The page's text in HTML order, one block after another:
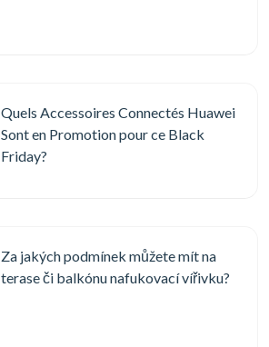
Quels Accessoires Connectés Huawei
Sont en Promotion pour ce Black
Friday?
Za jakých podmínek můžete mít na
terase či balkónu nafukovací vířivku?